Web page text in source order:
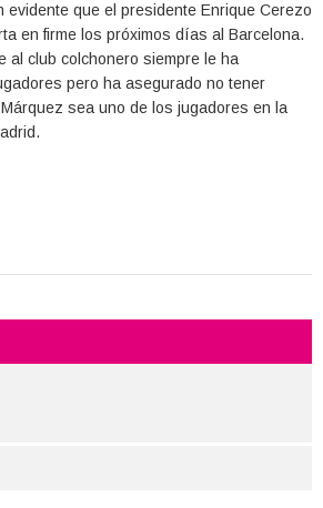
evidente que el presidente Enrique Cerezo
en firme los próximos días al Barcelona.
al club colchonero siempre le ha
pero ha asegurado no tener
sea uno de los jugadores en la